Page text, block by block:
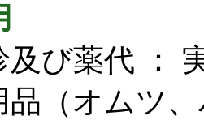
及び薬代 ：
品（オムツ